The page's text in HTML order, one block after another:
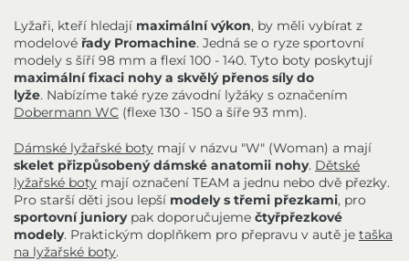
Lyžaři, kteří hledají maximální výkon, by měli vybírat z
modelové řady Promachine. Jedná se o ryze sportovní
modely s šíří 98 mm a flexí 100 - 140. Tyto boty poskytují
maximální fixaci nohy a skvělý přenos síly do
lyže. Nabízíme také ryze závodní lyžáky s označením
Dobermann WC (flexe 130 - 150 a šíře 93 mm).
Dámské lyžařské boty mají v názvu "W" (Woman) a mají
skelet přizpůsobený dámské anatomii nohy. Dětské
lyžařské boty mají označení TEAM a jednu nebo dvě přezky.
Pro starší děti jsou lepší modely s třemi přezkami, pro
sportovní juniorypak doporučujeme čtyřpřezkové
modely. Praktickým doplňkem pro přepravu v autě je taška
na lyžařské boty.